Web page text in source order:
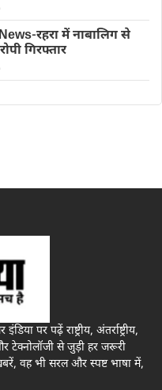
रहरा में नाबालिग से
गिरफ्तार
पर पढ़ें राष्ट्रीय, अंतर्राष्ट्रीय,
टेक्नोलॉजी से जुड़ी हर जरूरी
वह भी सरल और स्पष्ट भाषा में,